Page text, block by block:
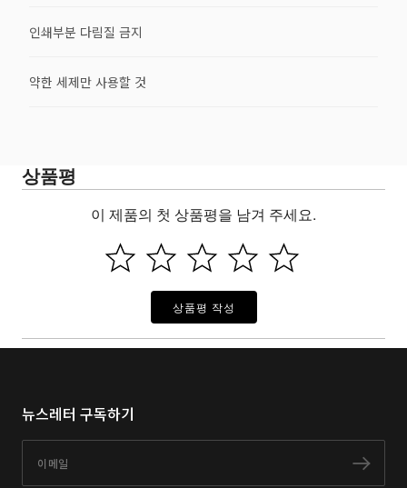
인쇄부분 다림질 금지
약한 세제만 사용할 것
상품평
이 제품의 첫 상품평을 남겨 주세요.
상품평 작성
뉴스레터 구독하기
구독